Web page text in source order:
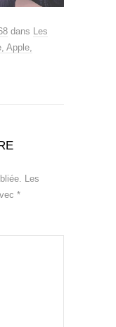
dans Les
Apple,
Les
*